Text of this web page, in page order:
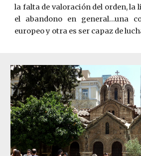
la falta de valoración del orden, la
el abandono en general…una
europeo y otra es ser capaz de